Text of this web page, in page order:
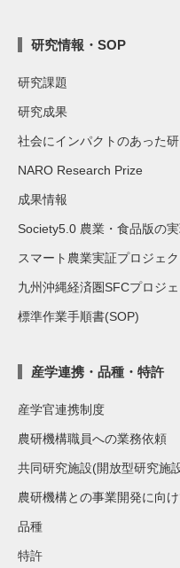
研究情報・SOP
研究課題
研究成果
社会にインパクトのあった
NARO Research Prize
成果情報
Society5.0 農業・食品版の
スマート農業実証プロジェク
九州沖縄経済圏SFCプロジェ
標準作業手順書(SOP)
産学連携・品種・特許
産学官連携制度
農研機構職員への業務依頼
共同研究施設(開放型研究施
農研機構との事業開発に向け
品種
特許